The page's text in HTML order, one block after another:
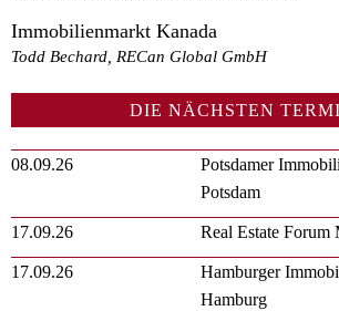
Immobilienmarkt Kanada
Todd Bechard, RECan Global GmbH
DIE NÄCHSTEN
08.09.26
Potsdamer
Potsdam
17.09.26 Real Estate Forum
17.09.26
Hamburger
Hamburg